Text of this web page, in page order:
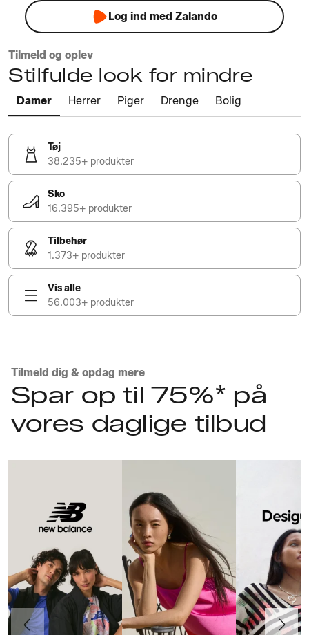
Log ind med Zalando
Tilmeld og oplev
Stilfulde look for mindre
Damer Herrer Piger Drenge Bolig
Tøj
38.235+ produkter
Sko
16.395+ produkter
Tilbehør
1.373+ produkter
Vis alle
56.003+ produkter
Tilmeld dig & opdag mere
Spar op til 75%* på
vores daglige tilbud
Forrige Næste